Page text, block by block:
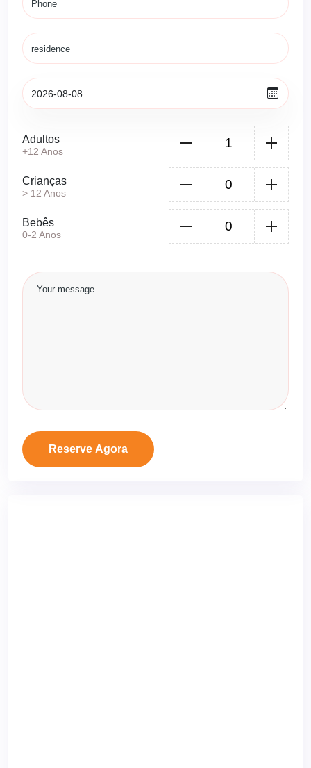
Adultos
+12 Anos
Crianças
> 12 Anos
Bebês
0-2 Anos
Reserve Agora